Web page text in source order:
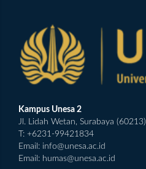
Kampus Unesa 2
Jl. Lidah Wetan, Surabaya (60213)
T: +6231-99421834
Email: info@unesa.ac.id
Email: humas@unesa.ac.id